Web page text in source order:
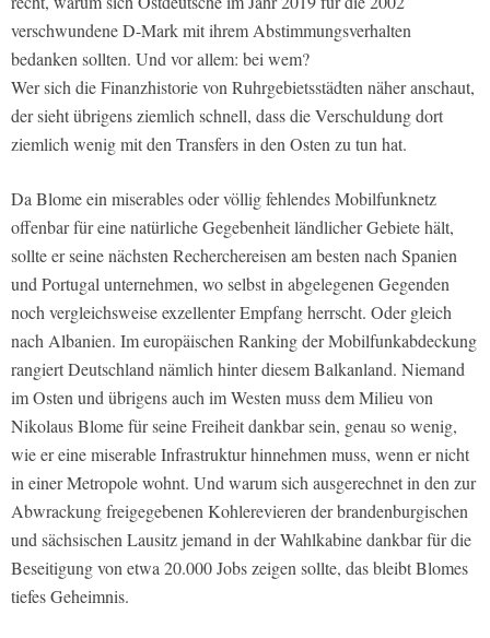
verschwundene D-Mark mit ihrem Abstimmungsverhalten
bedanken sollten. Und vor allem: bei wem?
Wer sich die Finanzhistorie von Ruhrgebietsstädten näher anschaut,
der sieht übrigens ziemlich schnell, dass die Verschuldung dort
ziemlich wenig mit den Transfers in den Osten zu tun hat.
Da Blome ein miserables oder völlig fehlendes Mobilfunknetz
offenbar für eine natürliche Gegebenheit ländlicher Gebiete hält,
sollte er seine nächsten Recherchereisen am besten nach Spanien
und Portugal unternehmen, wo selbst in abgelegenen Gegenden
noch vergleichsweise exzellenter Empfang herrscht. Oder gleich
nach Albanien. Im europäischen Ranking der Mobilfunkabdeckung
rangiert Deutschland nämlich hinter diesem Balkanland. Niemand
im Osten und übrigens auch im Westen muss dem Milieu von
Nikolaus Blome für seine Freiheit dankbar sein, genau so wenig,
wie er eine miserable Infrastruktur hinnehmen muss, wenn er nicht
in einer Metropole wohnt. Und warum sich ausgerechnet in den zur
Abwrackung freigegebenen Kohlerevieren der brandenburgischen
und sächsischen Lausitz jemand in der Wahlkabine dankbar für die
Beseitigung von etwa 20.000 Jobs zeigen sollte, das bleibt Blomes
tiefes Geheimnis.